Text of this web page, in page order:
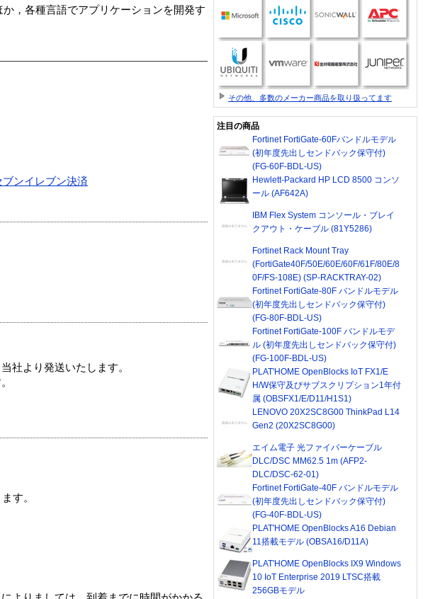
，各種言語でアプリケーションを開発す
ブンイレブン決済
社より発送いたします。
す。
その他、多数のメーカー商品を取り扱ってます
注目の商品
Fortinet FortiGate-60Fバンドルモデル
(初年度先出しセンドバック保守付)
(FG-60F-BDL-US)
Hewlett-Packard HP LCD 8500 コンソ
ール (AF642A)
IBM Flex System コンソール・ブレイ
クアウト・ケーブル (81Y5286)
Fortinet Rack Mount Tray
(FortiGate40F/50E/60E/60F/61F/80E/8
0F/FS-108E) (SP-RACKTRAY-02)
Fortinet FortiGate-80F バンドルモデル
(初年度先出しセンドバック保守付)
(FG-80F-BDL-US)
Fortinet FortiGate-100F バンドルモデ
ル (初年度先出しセンドバック保守付)
(FG-100F-BDL-US)
PLAT'HOME OpenBlocks IoT FX1/E
H/W保守及びサブスクリプション1年付
属 (OBSFX1/E/D11/H1S1)
LENOVO 20X2SC8G00 ThinkPad L14
Gen2 (20X2SC8G00)
エイム電子 光ファイバーケーブル
DLC/DSC MM62.5 1m (AFP2-
DLC/DSC-62-01)
Fortinet FortiGate-40F バンドルモデル
(初年度先出しセンドバック保守付)
(FG-40F-BDL-US)
PLAT'HOME OpenBlocks A16 Debian
11搭載モデル (OBSA16/D11A)
PLAT'HOME OpenBlocks IX9 Windows
10 IoT Enterprise 2019 LTSC搭載
256GBモデル